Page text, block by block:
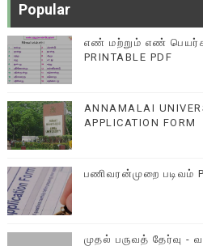
Popular
எண் மற்றும் எண்
PRINTABLE PDF
ANNAMALAI
APPLICATION FORM
பணிவரன்முறை படிவம்
முதல் பருவத் தேர்வு -